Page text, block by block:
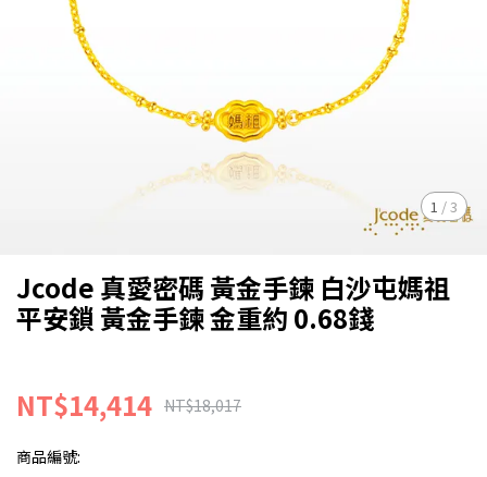
1 /3
Jcode 真愛密碼 黃金手鍊 白沙屯媽祖
平安鎖 黃金手鍊 金重約 0.68錢
NT$14,414 NT$18,017
商品編號: